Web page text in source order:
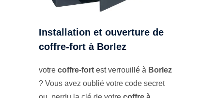
Installation et ouverture de
coffre-fort à Borlez
votre coffre-fort est verrouillé à Borlez
? Vous avez oublié votre code secret